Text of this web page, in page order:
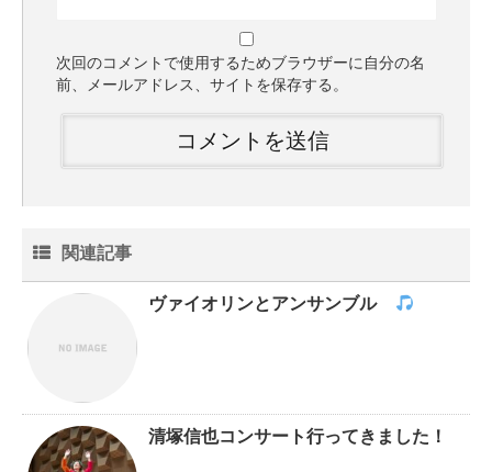
次回のコメントで使用するためブラウザーに自分の名
前、メールアドレス、サイトを保存する。
関連記事
ヴァイオリンとアンサンブル
清塚信也コンサート行ってきました！